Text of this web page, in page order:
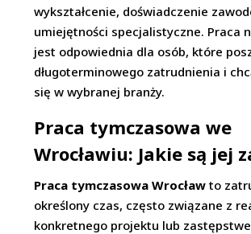
wykształcenie, doświadczenie
umiejętności specjalistyczne. Praca
jest odpowiednia dla osób, które
długoterminowego zatrudnienia i
się w wybranej branży.
Praca tymczasowa we
Wrocławiu: Jakie są jej
Praca tymczasowa Wrocław to
określony czas, często związane z
konkretnego projektu lub